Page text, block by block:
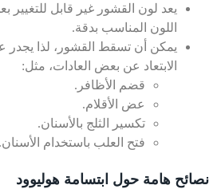
يعد لون القشور غير قابل للتغيير
اللون المناسب بدقة.
يمكن أن تسقط القشور، لذا
الابتعاد عن بعض العادات، مثل:
قضم الأظافر.
عض الأقلام.
تكسير الثلج بالأسنان.
فتح العلب باستخدام الأسنان.
نصائح هامة حول ابتسامة هوليوود